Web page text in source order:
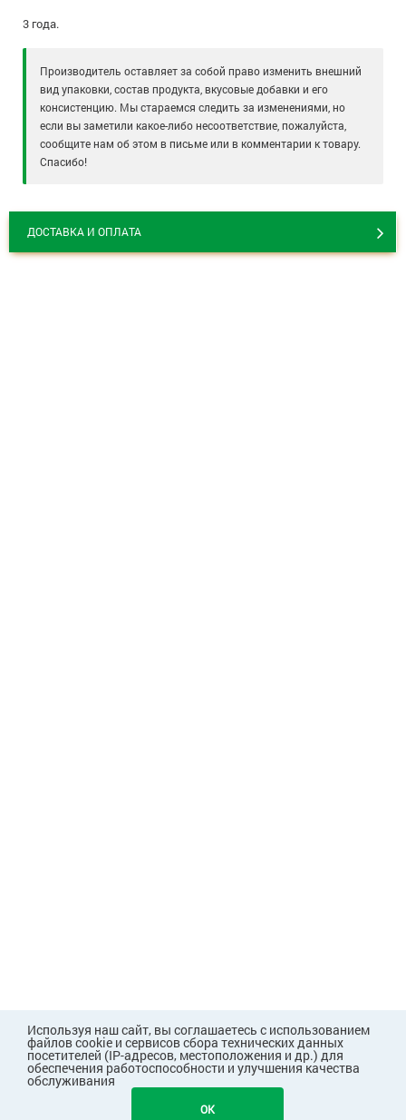
В КОРЗИНУ 135
3 года.
Производитель оставляет за собой право изменить внешний
вид упаковки, состав продукта, вкусовые добавки и его
консистенцию. Мы стараемся следить за изменениями, но
если вы заметили какое-либо несоответствие, пожалуйста,
сообщите нам об этом в письме или в комментарии к товару.
Спасибо!
ДОСТАВКА И ОПЛАТА
Используя наш сайт, вы соглашаетесь с использованием
файлов cookie и сервисов сбора технических данных
посетителей (IP-адресов, местоположения и др.) для
обеспечения работоспособности и улучшения качества
обслуживания
OK